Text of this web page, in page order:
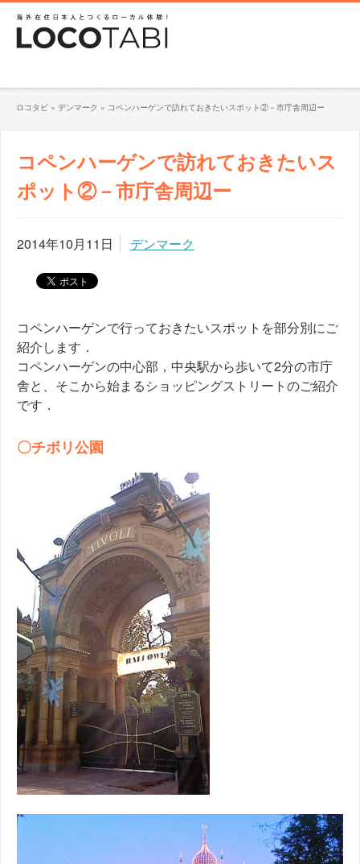
ロコタビ » デンマーク » コペンハーゲンで訪れておきたいスポット②－市庁舎周辺ー
コペンハーゲンで訪れておきたいス
ポット②－市庁舎周辺ー
2014年10月11日 デンマーク
コペンハーゲンで行っておきたいスポットを部分別にご
紹介します．
コペンハーゲンの中心部，中央駅から歩いて2分の市庁
舎と、そこから始まるショッピングストリートのご紹介
です．
〇チボリ公園